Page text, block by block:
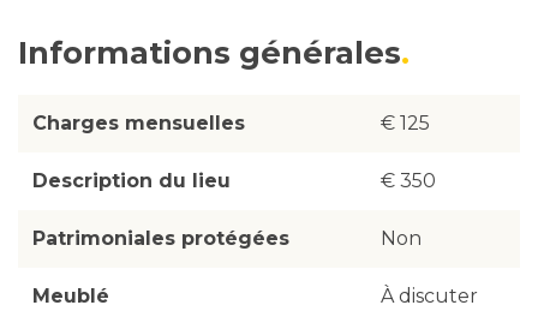
Informations générales
Charges mensuelles € 125
Description du lieu € 350
Patrimoniales protégées Non
Meublé À discuter